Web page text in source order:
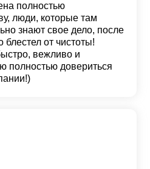
полностью
люди, которые там
знают свое дело, после
блестел от чистоты!
вежливо и
полностью довериться